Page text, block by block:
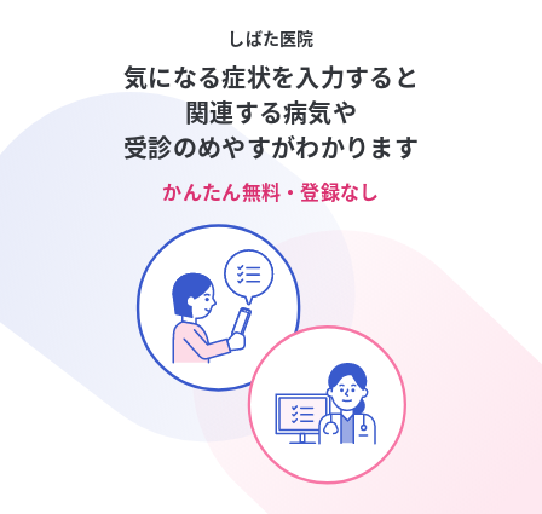
しばた医院
気になる症状を入力すると
関連する病気や
受診のめやすがわかります
かんたん無料・登録なし